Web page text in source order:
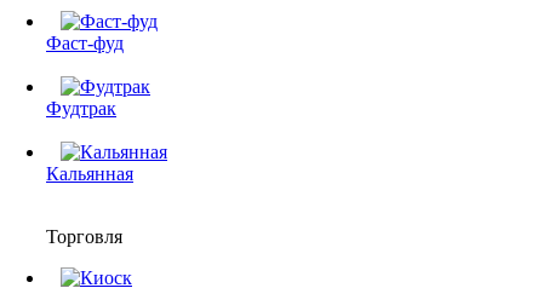
Фаст-фуд
Фудтрак
Кальянная
Торговля